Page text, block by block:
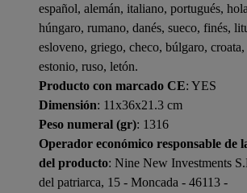
español, alemán, italiano, portugués,
húngaro, rumano, danés, sueco, finés,
esloveno, griego, checo, búlgaro, croata,
estonio, ruso, letón.
Producto con marcado CE: YES
Dimensión: 11x36x21.3 cm
Peso numeral (gr): 1316
Operador económico responsable de
del producto: Nine New Investments
del patriarca, 15 - Moncada - 46113 -